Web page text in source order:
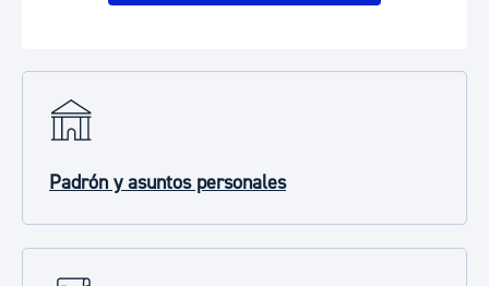
Padrón y asuntos personales